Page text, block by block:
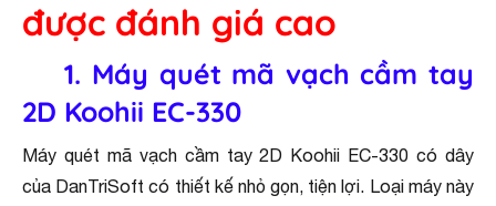
được đánh giá cao
1. Máy quét mã vạch cầm tay
2D Koohii EC-330
Máy quét mã vạch cầm tay 2D Koohii EC-330 có dây
của DanTriSoft có thiết kế nhỏ gọn, tiện lợi. Loại máy này